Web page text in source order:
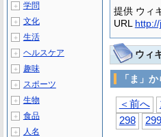
提供 ウィ
URL
ウィ
「ま」
＜前へ
298
299
＋ 学問
＋ 文化
＋ 生活
＋ ヘルスケア
＋ 趣味
＋ スポーツ
＋ 生物
＋ 食品
＋ 人名